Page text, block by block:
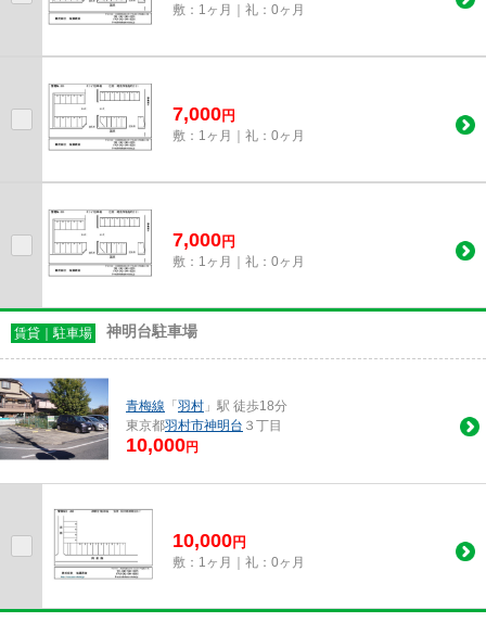
敷：1ヶ月｜礼：0ヶ月
7,000円
敷：1ヶ月｜礼：0ヶ月
7,000円
敷：1ヶ月｜礼：0ヶ月
賃貸｜駐車場 神明台駐車場
青梅線 「 羽村 」駅 徒歩18分
東京都羽村市神明台 ３丁目
10,000円
10,000円
敷：1ヶ月｜礼：0ヶ月